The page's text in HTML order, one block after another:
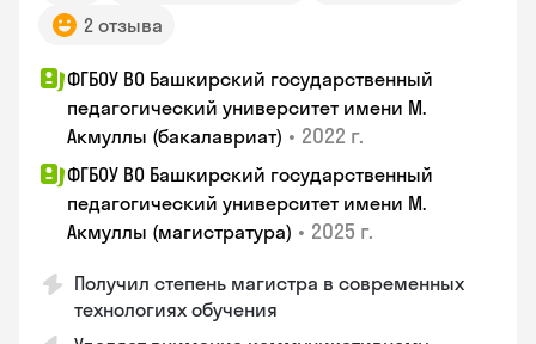
2 отзыва
ФГБОУ ВО Башкирский государственный
педагогический университет имени М.
Акмуллы (бакалавриат) • 2022 г.
ФГБОУ ВО Башкирский государственный
педагогический университет имени М.
Акмуллы (магистратура) • 2025 г.
Получил степень магистра в современных
технологиях обучения